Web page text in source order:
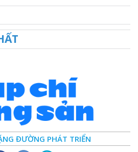
ĐƯỜNG PHÁT TRIỂN